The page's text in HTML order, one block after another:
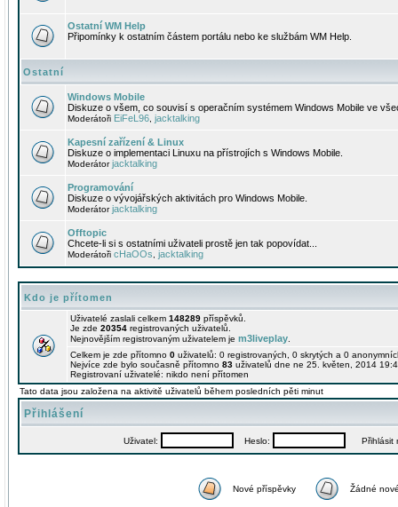
Ostatní WM Help
Připomínky k ostatním částem portálu nebo ke službám WM Help.
Ostatní
Windows Mobile
Diskuze o všem, co souvisí s operačním systémem Windows Mobile ve
Moderátoři EiFeL96 jacktalking
Kapesní zařízení & Linux
Diskuze o implementaci Linuxu na přístrojích s Windows Mobile.
Moderátorjacktalking
Programování
Diskuze o vývojářských aktivitách pro Windows Mobile.
Moderátorjacktalking
Offtopic
Chcete-li si s ostatními uživateli prostě jen tak popovídat...
Moderátoři cHaOOs jacktalking
Kdo je přítomen
Uživatelé zaslali celkem 148289 příspěvků.
Je zde 20354 registrovaných uživatelů.
Nejnovějším registrovaným uživatelem je m3liveplay
Celkem je zde přítomno 0 uživatelů: 0 registrovaných, 0 skrytých a 0
Nejvíce zde bylo současně přítomno 83 uživatelů dne ne 25. květen, 2014
Registrovaní uživatelé: nikdo není přítomen
Tato data jsou založena na aktivitě uživatelů během posledních pěti minut
Přihlášení
Uživatel: Heslo: Přihlásit
Nové příspěvky Žádné